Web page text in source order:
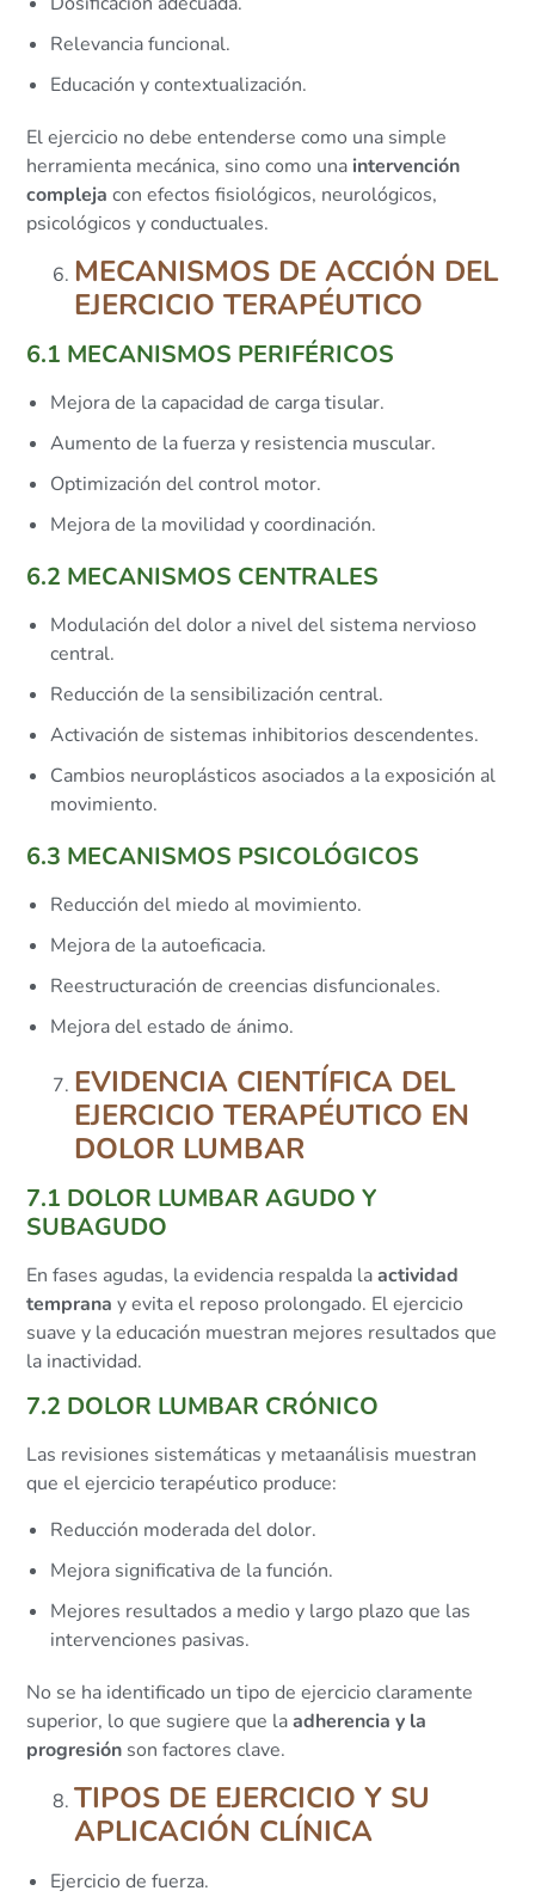
Relevancia funcional.
Educación y contextualización.
El ejercicio no debe entenderse como una simple
herramienta mecánica, sino como una intervención
compleja con efectos fisiológicos, neurológicos,
psicológicos y conductuales.
MECANISMOS DE ACCIÓN DEL
EJERCICIO TERAPÉUTICO
6.1 MECANISMOS PERIFÉRICOS
Mejora de la capacidad de carga tisular.
Aumento de la fuerza y resistencia muscular.
Optimización del control motor.
Mejora de la movilidad y coordinación.
6.2 MECANISMOS CENTRALES
Modulación del dolor a nivel del sistema nervioso
central.
Reducción de la sensibilización central.
Activación de sistemas inhibitorios descendentes.
Cambios neuroplásticos asociados a la exposición al
movimiento.
6.3 MECANISMOS PSICOLÓGICOS
Reducción del miedo al movimiento.
Mejora de la autoeficacia.
Reestructuración de creencias disfuncionales.
Mejora del estado de ánimo.
EVIDENCIA CIENTÍFICA DEL
EJERCICIO TERAPÉUTICO EN
DOLOR LUMBAR
7.1 DOLOR LUMBAR AGUDO Y
SUBAGUDO
En fases agudas, la evidencia respalda laactividad
temprana y evita el reposo prolongado. El ejercicio
suave y la educación muestran mejores resultados que
la inactividad.
7.2 DOLOR LUMBAR CRÓNICO
Las revisiones sistemáticas y metaanálisis muestran
que el ejercicio terapéutico produce:
Reducción moderada del dolor.
Mejora significativa de la función.
Mejores resultados a medio y largo plazo que las
intervenciones pasivas.
No se ha identificado un tipo de ejercicio claramente
superior, lo que sugiere que laadherencia y la
progresión son factores clave.
TIPOS DE EJERCICIO Y SU
APLICACIÓN CLÍNICA
Ejercicio de fuerza.